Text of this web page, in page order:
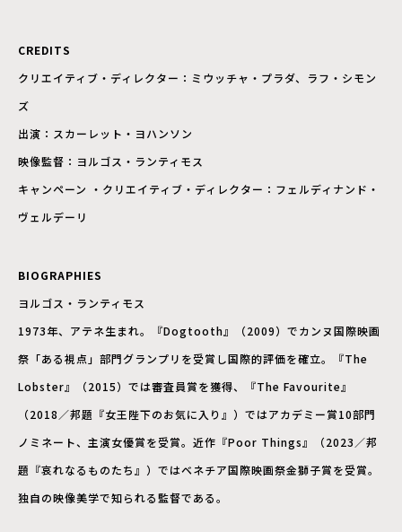
CREDITS
クリエイティブ・ディレクター：ミウッチャ・プラダ、ラフ・シモン
ズ
出演：スカーレット・ヨハンソン
映像監督：ヨルゴス・ランティモス
キャンペーン ・クリエイティブ・ディレクター：フェルディナンド・
ヴェルデーリ
BIOGRAPHIES
ヨルゴス・ランティモス
1973年、アテネ生まれ。『Dogtooth』（2009）でカンヌ国際映画
祭「ある視点」部門グランプリを受賞し国際的評価を確立。『The
Lobster』（2015）では審査員賞を獲得、『The Favourite』
（2018／邦題『女王陛下のお気に入り』）ではアカデミー賞10部門
ノミネート、主演女優賞を受賞。近作『Poor Things』（2023／邦
題『哀れなるものたち』）ではベネチア国際映画祭金獅子賞を受賞。
独自の映像美学で知られる監督である。